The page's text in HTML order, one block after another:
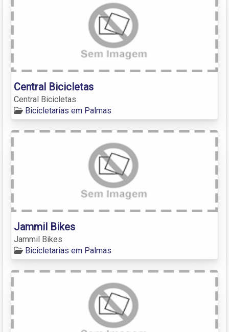
Central Bicicletas
Central Bicicletas
Bicicletarias em Palmas
Jammil Bikes
Jammil Bikes
Bicicletarias em Palmas